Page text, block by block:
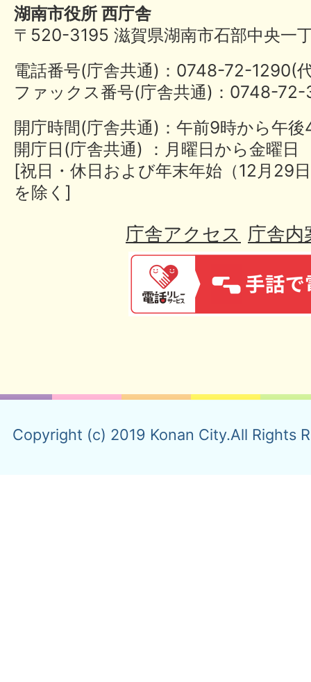
湖南市役所 西庁舎
〒520-3195 滋賀県湖南市石部中央一
電話番号(庁舎共通)：0748-72-
ファックス番号(庁舎共通)：0748-
開庁時間(庁舎共通)：午前9時から午
開庁日(庁舎共通) ：月曜日から金曜日
[祝日・休日および年末年始（12月29
を除く]
庁舎アクセス 庁舎内
Copyright (c) 2019 Konan City.All Rights